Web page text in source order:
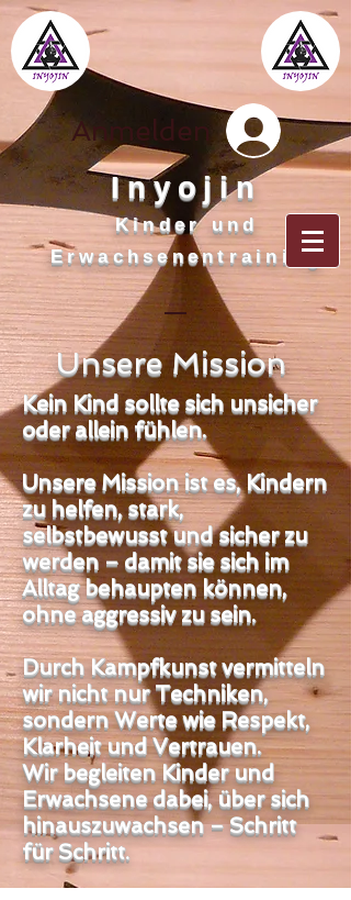
Anmelden
Inyojin
Kinder und
Erwachsenentraining
Unsere Mission
Kein Kind sollte sich unsicher
oder allein fühlen.
Unsere Mission ist es, Kindern
zu helfen, stark,
selbstbewusst und sicher zu
werden – damit sie sich im
Alltag behaupten können,
ohne aggressiv zu sein.
Durch Kampfkunst vermitteln
wir nicht nur Techniken,
sondern Werte wie Respekt,
Klarheit und Vertrauen.
Wir begleiten Kinder und
Erwachsene dabei, über sich
hinauszuwachsen – Schritt
für Schritt.